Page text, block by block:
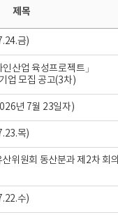
제목
금)
산업 육성프로젝트」
업 모집 공고(3차)
년 7월 23일자)
목)
위원회 동산분과 제2차 회의
수)